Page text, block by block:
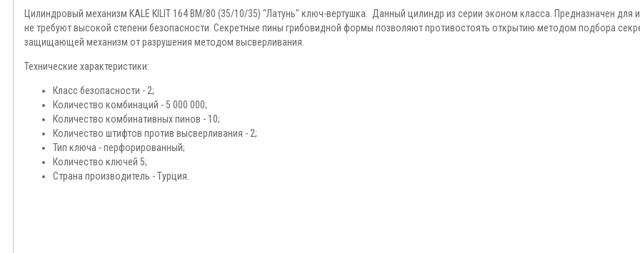
Цилиндровый механизм KALE KILIT 164 BM/80 (35/10/35) "Латунь" ключ-вертушка. Данный цилиндр из серии эконом класса. Предназначен
не требуют высокой степени безопасности. Секретные пины грибовидной формы позволяют противостоять открытию методом подбора
защищающей механизм от разрушения методом высверливания.
Технические характеристики:
Класс безопасности - 2;
Количество комбинаций - 5 000 000;
Количество комбинативных пинов - 10;
Количество штифтов против высверливания - 2;
Тип ключа - перфорированный;
Количество ключей 5;
Страна производитель - Турция.